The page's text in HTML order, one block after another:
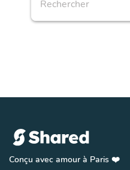
Conçu avec amour à Paris ❤️